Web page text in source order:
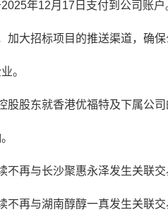
年12月17日支付到公司账户
加大招标项目的推送渠道，确
。
股股东就香港优福特及下属公
不再与长沙聚惠永泽发生关联
不再与湖南醇醇一真发生关联